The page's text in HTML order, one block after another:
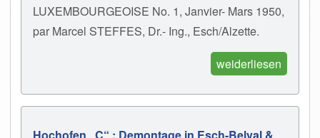
LUXEMBOURGEOISE No. 1, Janvier- Mars 1950,
par Marcel STEFFES, Dr.- Ing., Esch/Alzette.
weiderliesen